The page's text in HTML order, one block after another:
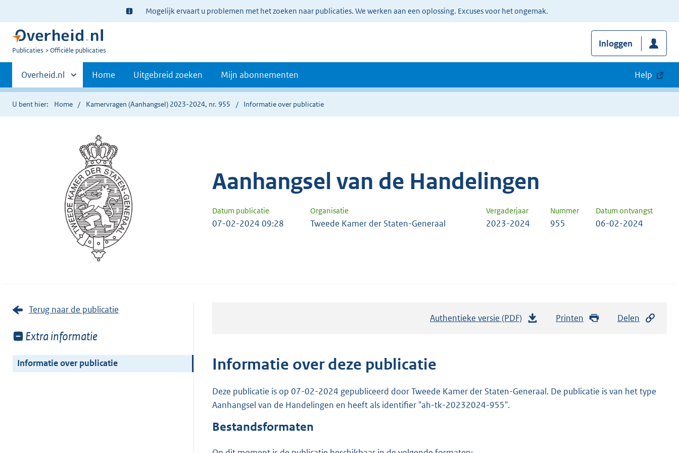
Ter
informatie:
Mogelijk ervaart u problemen met het zoeken naar publicaties. We werken aan een oplossing. Excuses voor het ongemak.
U
Publicaties Officiële publicaties
Inloggen
Primaire
navigatie
Andere
sites
binnen
Overheid.nl Home Uitgebreid zoeken Mijn abonnementen Help
U bent hier: Home Kamervragen (Aanhangsel) 2023-2024, nr. 955 Informatie over publicatie
Aanhangsel van de Handelingen
Datum publicatie Organisatie Vergaderjaar Nummer Datum ontvangst
07-02-2024 09:28 Tweede Kamer der Staten-Generaal 2023-2024 955 06-02-2024
Terug naar de publicatie
Toon
van:
Extra informatie
Informatie over publicatie
Authentieke versie (PDF) Printen Delen
Informatie over deze publicatie
Deze publicatie is op 07-02-2024 gepubliceerd door Tweede Kamer der Staten-Generaal. De publicatie is van het type
Aanhangsel van de Handelingen en heeft als identifier "ah-tk-20232024-955".
Bestandsformaten